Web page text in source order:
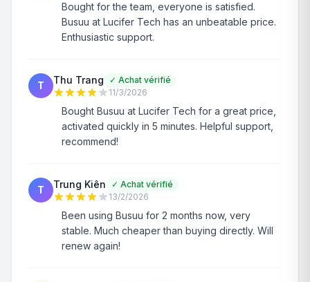
Bought for the team, everyone is satisfied.
Busuu at Lucifer Tech has an unbeatable price.
Enthusiastic support.
T Thu Trang ✓ Achat vérifié
11/3/2026
Bought Busuu at Lucifer Tech for a great price,
activated quickly in 5 minutes. Helpful support,
recommend!
T Trung Kiên ✓ Achat vérifié
13/2/2026
Been using Busuu for 2 months now, very
stable. Much cheaper than buying directly. Will
renew again!